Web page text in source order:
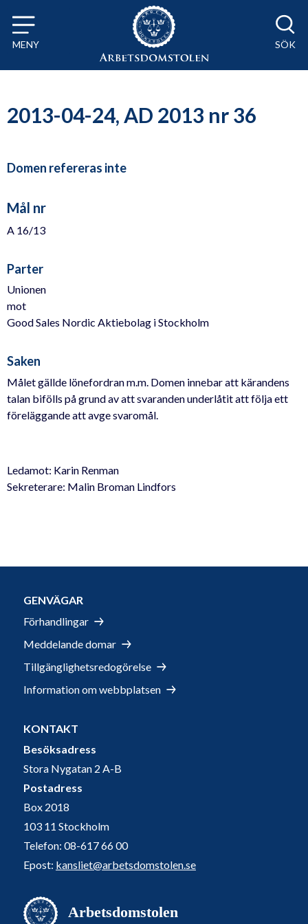
Till innehåll på sidan x
MENY SÖK
2013-04-24, AD 2013 nr 36
Domen refereras inte
Mål nr
A 16/13
Parter
Unionen
mot
Good Sales Nordic Aktiebolag i Stockholm
Saken
Målet gällde lönefordran m.m. Domen innebar att kärandens
talan bifölls på grund av att svaranden underlåtit att följa ett
föreläggande att avge svaromål.
Ledamot: Karin Renman
Sekreterare: Malin Broman Lindfors
GENVÄGAR
Förhandlingar
Meddelande domar
Tillgänglighetsredogörelse
Information om webbplatsen
KONTAKT
Besöksadress
Stora Nygatan 2 A-B
Postadress
Box 2018
103 11 Stockholm
Telefon: 08-617 66 00
Epost: kansliet@arbetsdomstolen.se